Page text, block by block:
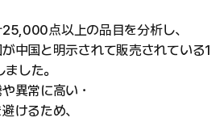
点以上の品目を分析し、
中国と明示されて販売されている1
した。
異常に高い・
けるため、